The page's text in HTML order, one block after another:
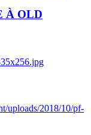
À OLD
uploads/2018/10/pf-